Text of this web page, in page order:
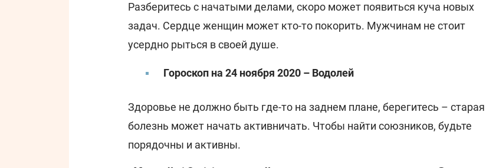
Разберитесь с начатыми делами, скоро может появиться куча новых
задач. Сердце женщин может кто-то покорить. Мужчинам не стоит
усердно рыться в своей душе.
Гороскоп на 24 ноября 2020 – Водолей
Здоровье не должно быть где-то на заднем плане, берегитесь – старая
болезнь может начать активничать. Чтобы найти союзников, будьте
порядочны и активны.